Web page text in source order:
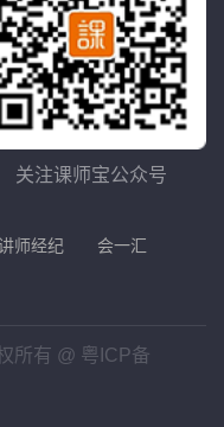
关注课师宝公众号
师经纪 会一汇
所有 @ 粤ICP备